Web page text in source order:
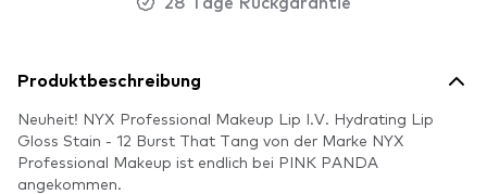
Produktbeschreibung
Neuheit! NYX Professional Makeup Lip I.V. Hydrating Lip
Gloss Stain - 12 Burst That Tang von der Marke NYX
Professional Makeup ist endlich bei PINK PANDA
angekommen.